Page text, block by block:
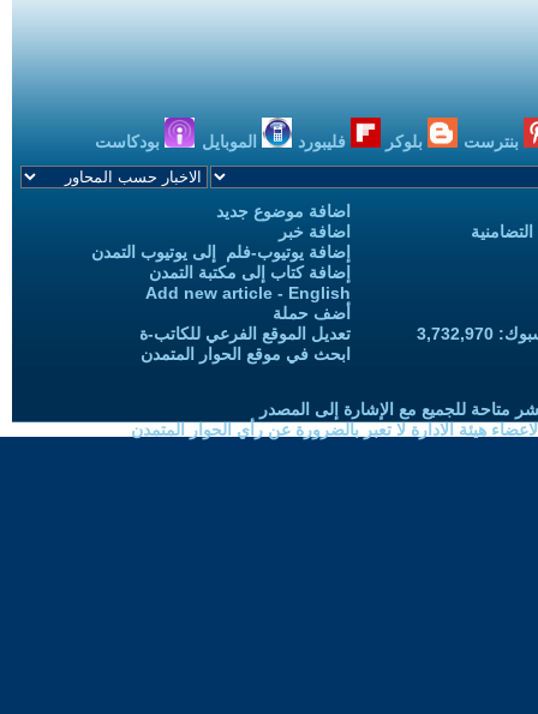
بنترست بلوكر فليبورد الموبايل بودكاست
اضافة موضوع جديد
اضافة خبر
إضافة يوتيوب-فلم إلى يوتيوب التمدن
إضافة كتاب إلى مكتبة التمدن
Add new article - English
أضف حملة
تعديل الموقع الفرعي للكاتب-ة
ابحث في موقع الحوار المتمدن
متاحة للجميع مع الإشارة إلى المصدر
هيئة الادارة لا تعبر بالضرورة عن رأي الحوار المتمدن